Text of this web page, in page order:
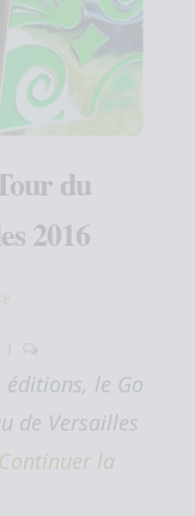
du
2016
le Go
de Versailles
Continuer la